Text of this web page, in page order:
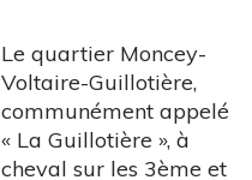
Le quartier Moncey-
Voltaire-Guillotière,
communément appelé
« La Guillotière », à
cheval sur les 3ème et